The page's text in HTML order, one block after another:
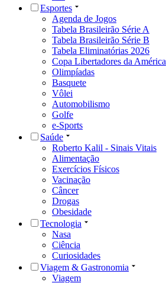
Esportes
Agenda de Jogos
Tabela Brasileirão Série A
Tabela Brasileirão Série B
Tabela Eliminatórias 2026
Copa Libertadores da América
Olimpíadas
Basquete
Vôlei
Automobilismo
Golfe
e-Sports
Saúde
Roberto Kalil - Sinais Vitais
Alimentação
Exercícios Físicos
Vacinação
Câncer
Drogas
Obesidade
Tecnologia
Nasa
Ciência
Curiosidades
Viagem & Gastronomia
Viagem